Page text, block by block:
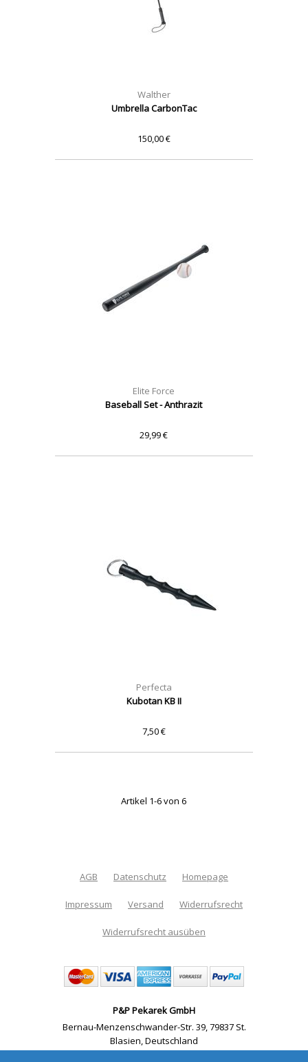
Walther
Umbrella CarbonTac
150,00 €
Elite Force
Baseball Set - Anthrazit
29,99 €
Perfecta
Kubotan KB II
7,50 €
Artikel 1-6 von 6
AGB Datenschutz Homepage
Impressum Versand Widerrufsrecht
Widerrufsrecht ausüben
P&P Pekarek GmbH
Bernau-Menzenschwander-Str. 39,79837 St.
Blasien,Deutschland
Telefon: +49 07133 183 7000,Email:info@pp-